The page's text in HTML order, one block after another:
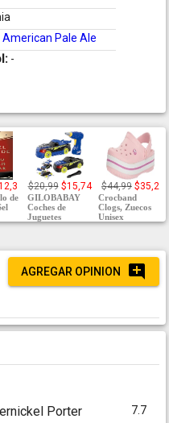
American Pale Ale
-
de
$20,99 $15,74
GILOBABAY
Coches de
Juguetes
$44,99 $35,2
Crocband
Clogs, Zuecos
Unisex
AGREGAR OPINION
Porter 7.7